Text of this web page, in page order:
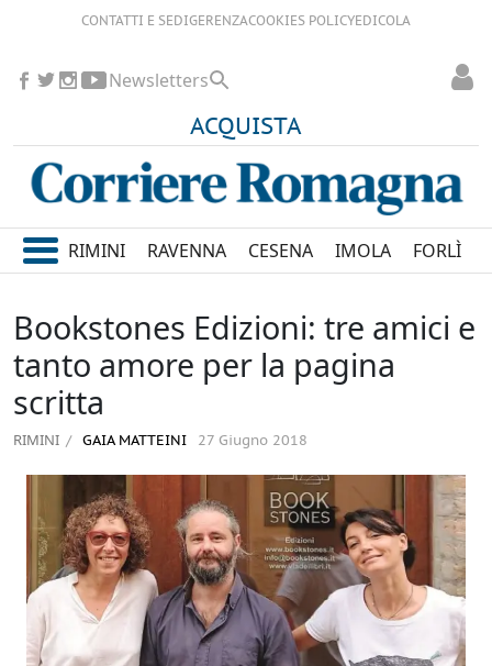
CONTATTI E SEDIGERENZACOOKIES POLICYEDICOLA
ACQUISTA
Newsletters
RIMINI RAVENNA CESENA IMOLA FORLÌ
Bookstones Edizioni: tre amici e
tanto amore per la pagina
scritta
RIMINI GAIA MATTEINI 27 Giugno 2018